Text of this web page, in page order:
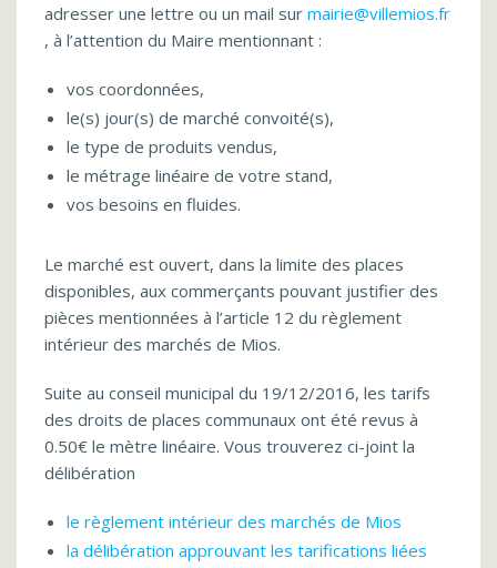
adresser une lettre ou un mail sur mairie@villemios.fr
, à l’attention du Maire mentionnant :
vos coordonnées,
le(s) jour(s) de marché convoité(s),
le type de produits vendus,
le métrage linéaire de votre stand,
vos besoins en fluides.
Le marché est ouvert, dans la limite des places
disponibles, aux commerçants pouvant justifier des
pièces mentionnées à l’article 12 du règlement
intérieur des marchés de Mios.
Suite au conseil municipal du 19/12/2016, les tarifs
des droits de places communaux ont été revus à
0.50€ le mètre linéaire. Vous trouverez ci-joint la
délibération
le règlement intérieur des marchés de Mios
la délibération approuvant les tarifications liées